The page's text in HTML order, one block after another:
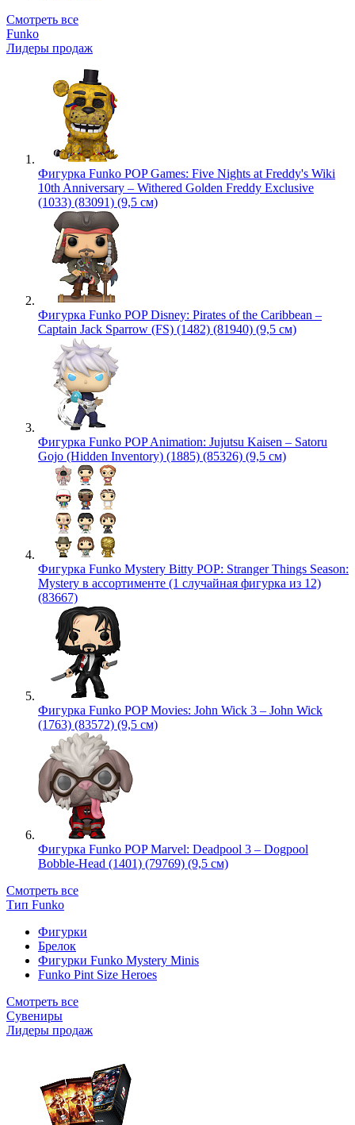
Смотреть все
Funko
Лидеры продаж
Фигурка Funko POP Games: Five Nights at Freddy's Wiki
10th Anniversary – Withered Golden Freddy Exclusive
(1033) (83091) (9,5 см)
Фигурка Funko POP Disney: Pirates of the Caribbean –
Captain Jack Sparrow (FS) (1482) (81940) (9,5 см)
Фигурка Funko POP Animation: Jujutsu Kaisen – Satoru
Gojo (Hidden Inventory) (1885) (85326) (9,5 см)
Фигурка Funko Mystery Bitty POP: Stranger Things Season:
Mystery в ассортименте (1 случайная фигурка из 12)
(83667)
Фигурка Funko POP Movies: John Wick 3 – John Wick
(1763) (83572) (9,5 см)
Фигурка Funko POP Marvel: Deadpool 3 – Dogpool
Bobble-Head (1401) (79769) (9,5 см)
Смотреть все
Тип Funko
Фигурки
Брелок
Фигурки Funko Mystery Minis
Funko Pint Size Heroes
Смотреть все
Сувениры
Лидеры продаж